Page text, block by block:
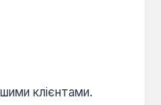
клієнтами.